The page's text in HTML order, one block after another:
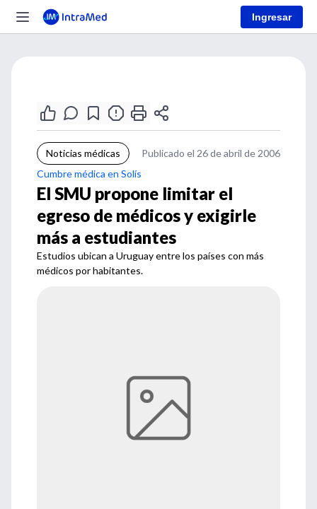
Ingresar
Noticias médicas
Publicado el 26 de abril de 2006
Cumbre médica en Solís
El SMU propone limitar el
egreso de médicos y exigirle
más a estudiantes
Estudios ubican a Uruguay entre los países con más
médicos por habitantes.